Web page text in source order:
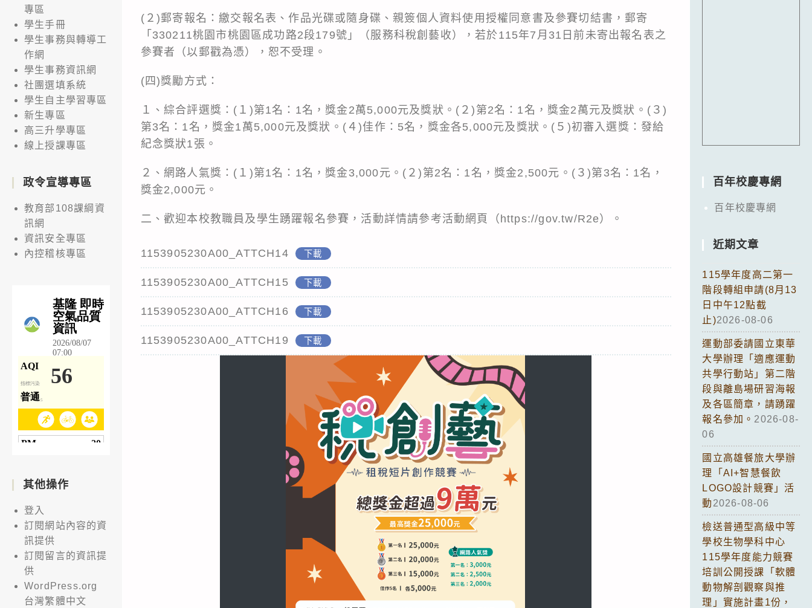
(２)郵寄報名：繳交報名表、作品光碟或隨身碟、親簽個人資料使用授權同意書及參賽切結書，郵寄
「330211桃園市桃園區成功路2段179號」（服務科稅創藝收），若於115年7月31日前未寄出報名表之
參賽者（以郵戳為憑），恕不受理。
(四)獎勵方式：
１、綜合評選獎：(１)第1名：1名，獎金2萬5,000元及獎狀。(２)第2名：1名，獎金2萬元及獎狀。(３)
第3名：1名，獎金1萬5,000元及獎狀。(４)佳作：5名，獎金各5,000元及獎狀。(５)初審入選獎：發給
紀念獎狀1張。
２、網路人氣獎：(１)第1名：1名，獎金3,000元。(２)第2名：1名，獎金2,500元。(３)第3名：1名，
獎金2,000元。
二、歡迎本校教職員及學生踴躍報名參賽，活動詳情請參考活動網頁（https://gov.tw/R2e）。
1153905230A00_ATTCH14 下載
1153905230A00_ATTCH15 下載
1153905230A00_ATTCH16 下載
1153905230A00_ATTCH19 下載
專區
學生手冊
學生事務與轉導工
作網
學生事務資訊網
社團選填系統
學生自主學習專區
新生專區
高三升學專區
線上授課專區
政令宣導專區
教育部108課綱資
訊網
資訊安全專區
內控稽核專區
其他操作
登入
訂閱網站內容的資
訊提供
訂閱留言的資訊提
供
WordPress.org
台灣繁體中文
百年校慶專網
百年校慶專網
近期文章
115學年度高二第一
階段轉組申請(8月13
日中午12點截
止)2026-08-06
運動部委請國立東華
大學辦理「適應運動
共學行動站」第二階
段與離島場研習海報
及各區簡章，請踴躍
報名參加。 2026-08-
06
國立高雄餐旅大學辦
理「AI+智慧餐飲
LOGO設計競賽」活
動 2026-08-06
檢送普通型高級中等
學校生物學科中心
115學年度能力競賽
培訓公開授課「軟體
動物解剖觀察與推
理」實施計畫1份，